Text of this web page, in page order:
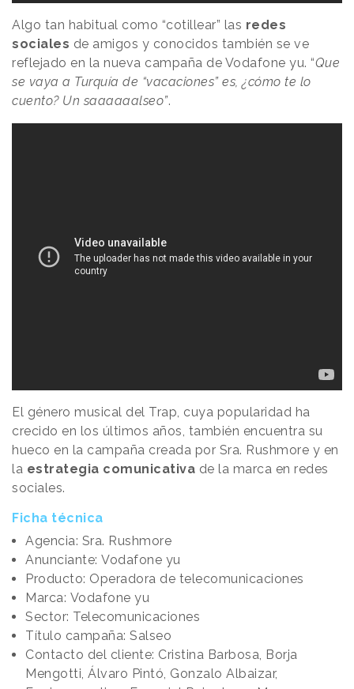
Algo tan habitual como “cotillear” las redes
sociales de amigos y conocidos también se ve
reflejado en la nueva campaña de Vodafone yu. “Que
se vaya a Turquía de “vacaciones” es, ¿cómo te lo
cuento? Un saaaaaalseo”.
El género musical del Trap, cuya popularidad ha
crecido en los últimos años, también encuentra su
hueco en la campaña creada por Sra. Rushmore y en
la estrategia comunicativa de la marca en redes
sociales.
Ficha técnica
Agencia: Sra. Rushmore
Anunciante: Vodafone yu
Producto: Operadora de telecomunicaciones
Marca: Vodafone yu
Sector: Telecomunicaciones
Título campaña: Salseo
Contacto del cliente: Cristina Barbosa, Borja
Mengotti, Álvaro Pintó, Gonzalo Albaizar,